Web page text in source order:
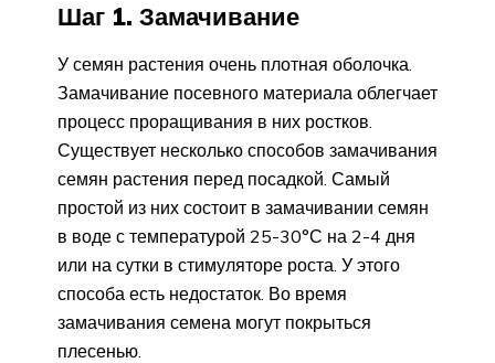
Шаг 1. Замачивание
У семян растения очень плотная оболочка.
Замачивание посевного материала облегчает
процесс проращивания в них ростков.
Существует несколько способов замачивания
семян растения перед посадкой. Самый
простой из них состоит в замачивании семян
в воде с температурой 25-30°С на 2-4 дня
или на сутки в стимуляторе роста. У этого
способа есть недостаток. Во время
замачивания семена могут покрыться
плесенью.